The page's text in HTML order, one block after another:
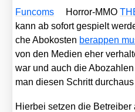
Fun­coms Hor­ror-MMO
kann ab sofort gespielt
che Abo­kos­ten berap­pen
von den Medi­en eher
war und auch die
man die­sen Schritt
Hier­bei set­zen die Betrei­ber